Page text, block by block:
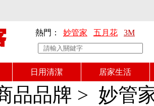
熱門： 妙管家 五月花 3M
日用清潔 居家生活
品品牌 > 妙管